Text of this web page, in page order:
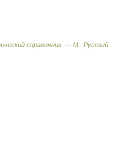
справочник. — М.: Русский